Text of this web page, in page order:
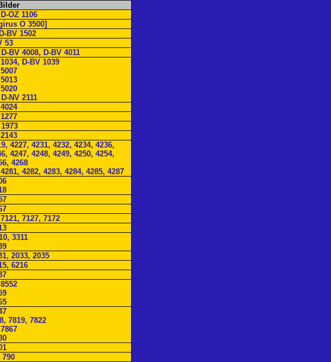
OZ 1106
O 3500]
BV 1502
53
BV 4008, D-BV 4011
D-BV 1039
NV 2111
4227, 4231, 4232, 4234, 4236,
4247, 4248, 4249, 4250, 4254,
4268
4282, 4283, 4284, 4285, 4287
7127, 7172
3311
2033, 2035
6216
7819, 7822
790